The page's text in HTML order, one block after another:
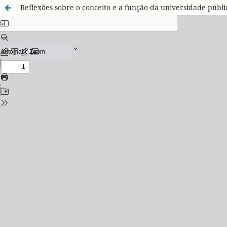
Reflexões sobre o conceito e a função da universidade